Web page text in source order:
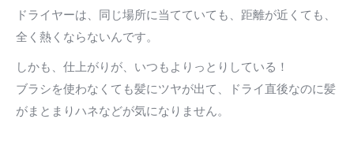
ドライヤーは、同じ場所に当てていても、距離が近くても、
全く熱くならないんです。
しかも、仕上がりが、いつもよりっとりしている！
ブラシを使わなくても髪にツヤが出て、ドライ直後なのに髪
がまとまりハネなどが気になりません。